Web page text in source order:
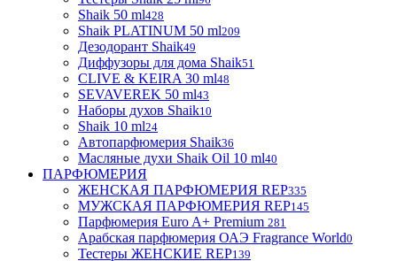
Shaik 50 ml428
Shaik PLATINUM 50 ml209
Дезодорант Shaik49
Диффузоры для дома Shaik51
CLIVE & KEIRA 30 ml48
SEVAVEREK 50 ml43
Наборы духов Shaik10
Shaik 10 ml24
Автопарфюмерия Shaik36
Масляные духи Shaik Oil 10 ml40
ПАРФЮМЕРИЯ
ЖЕНСКАЯ ПАРФЮМЕРИЯ REP335
МУЖСКАЯ ПАРФЮМЕРИЯ REP145
Парфюмерия Euro A+ Premium 281
Арабская парфюмерия ОАЭ Fragrance World0
Тестеры ЖЕНСКИЕ REP139